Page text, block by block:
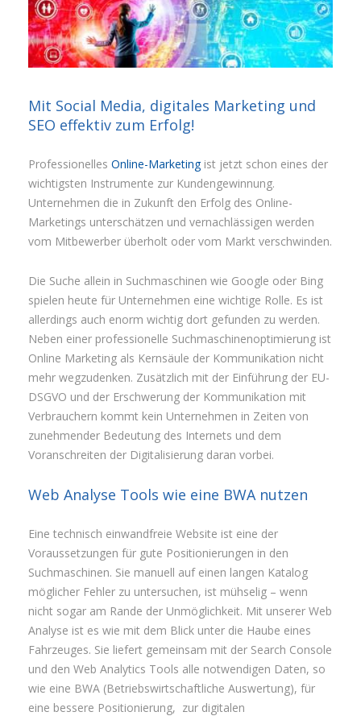
Mit Social Media, digitales Marketing und
SEO effektiv zum Erfolg!
Professionelles Online-Marketingist jetzt schon eines der
wichtigsten Instrumente zur Kundengewinnung.
Unternehmen die in Zukunft den Erfolg des Online-
Marketings unterschätzen und vernachlässigen werden
vom Mitbewerber überholt oder vom Markt verschwinden.
Die Suche allein in Suchmaschinen wie Google oder Bing
spielen heute für Unternehmen eine wichtige Rolle. Es ist
allerdings auch enorm wichtig dort gefunden zu werden.
Neben einer professionelle Suchmaschinenoptimierung ist
Online Marketing als Kernsäule der Kommunikation nicht
mehr wegzudenken. Zusätzlich mit der Einführung der EU-
DSGVO und der Erschwerung der Kommunikation mit
Verbrauchern kommt kein Unternehmen in Zeiten von
zunehmender Bedeutung des Internets und dem
Voranschreiten der Digitalisierung daran vorbei.
Web Analyse Tools wie eine BWA nutzen
Eine technisch einwandfreie Website ist eine der
Voraussetzungen für gute Positionierungen in den
Suchmaschinen. Sie manuell auf einen langen Katalog
möglicher Fehler zu untersuchen, ist mühselig – wenn
nicht sogar am Rande der Unmöglichkeit. Mit unserer Web
Analyse ist es wie mit dem Blick unter die Haube eines
Fahrzeuges. Sie liefert gemeinsam mit der Search Console
und den Web Analytics Tools alle notwendigen Daten, so
wie eine BWA (Betriebswirtschaftliche Auswertung), für
eine bessere Positionierung, zur digitalen